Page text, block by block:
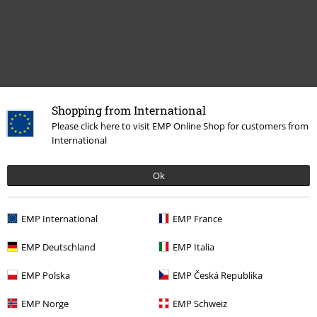
Shopping from International
Please click here to visit EMP Online Shop for customers from
International
Ok
EMP International EMP France
EMP Deutschland EMP Italia
EMP Polska EMP Česká Republika
EMP Norge EMP Schweiz
Kettingen
Nieuw Sieraden Kettingen
Kleding & accessoires Sieraden & extra's
Stijlen
Kledingmerken